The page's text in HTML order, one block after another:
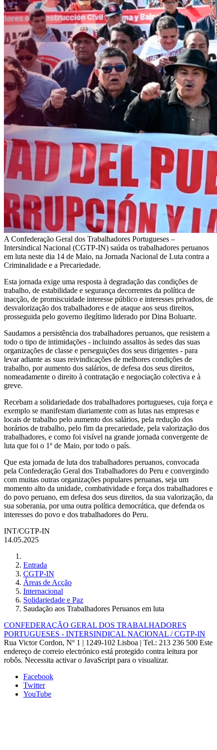
A Confederação Geral dos Trabalhadores Portugueses –
Intersindical Nacional (CGTP-IN) saúda os trabalhadores peruanos
em luta neste dia 14 de Maio, na Jornada Nacional de Luta contra a
Criminalidade e a Precariedade.
Esta jornada exige uma resposta à degradação das condições de
trabalho, de estabilidade e segurança decorrentes da política de
inacção, de promiscuidade interesse público e interesses privados, de
desvalorização dos trabalhadores e de ataque aos seus direitos,
prosseguida pelo governo ilegítimo liderado por Dina Boluarte.
Saudamos a persistência dos trabalhadores peruanos, que resistem a
todo o tipo de intimidações - incluindo assaltos às sedes das suas
organizações de classe e perseguições dos seus dirigentes - para
levar adiante as suas reivindicações de melhores condições de
trabalho, por aumento dos salários, de defesa dos seus direitos,
nomeadamente o direito à contratação e negociação colectiva e à
greve.
Recebam a solidariedade dos trabalhadores portugueses, cuja força e
exemplo se manifestam diariamente com as lutas nas empresas e
locais de trabalho pelo aumento dos salários, pela redução dos
horários de trabalho, pelo fim da precariedade, pela valorização dos
trabalhadores, e como foi visível na grande jornada convergente de
luta que foi o 1º de Maio, por todo o país.
Que esta jornada de luta dos trabalhadores peruanos, convocada
pela Confederação Geral dos Trabalhadores do Peru e convergindo
com muitas outras organizações populares peruanas, seja um
momento alto da unidade, combatividade e força dos trabalhadores e
do povo peruano, em defesa dos seus direitos, da sua valorização, da
sua soberania, por uma outra política democrática, que defenda os
interesses do povo e dos trabalhadores do Peru.
INT/CGTP-IN
14.05.2025
Entrada
CGTP-IN
Áreas de Acção
Internacional
Solidariedade e Paz
Saudação aos Trabalhadores Peruanos em luta
CONFEDERAÇÃO GERAL DOS TRABALHADORES
PORTUGUESES - INTERSINDICAL NACIONAL / CGTP-IN
Rua Victor Cordon, Nº 1 | 1249-102 Lisboa | Tel.: 213 236 500 Este
endereço de correio electrónico está protegido contra leitura por
robôs. Necessita activar o JavaScript para o visualizar.
Facebook
Twitter
YouTube